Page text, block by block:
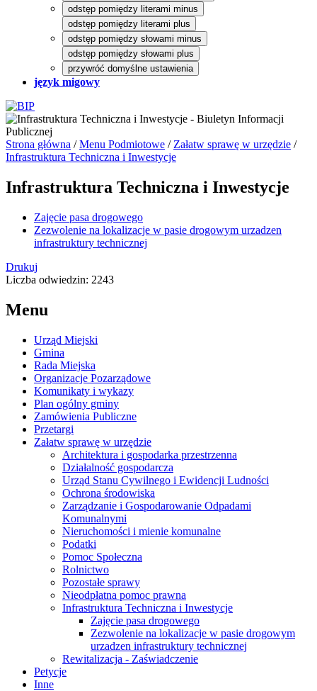
odstęp pomiędzy literami minus
odstęp pomiędzy literami plus
odstęp pomiędzy słowami minus
odstęp pomiędzy słowami plus
przywróć domyślne ustawienia
język migowy
Strona główna /Menu Podmiotowe / Załatw sprawę w urzędzie /
Infrastruktura Techniczna i Inwestycje
Infrastruktura Techniczna i Inwestycje
Zajęcie pasa drogowego
Zezwolenie na lokalizacje w pasie drogowym urzadzen
infrastruktury technicznej
Drukuj
Liczba odwiedzin: 2243
Menu
Urząd Miejski
Gmina
Rada Miejska
Organizacje Pozarządowe
Komunikaty i wykazy
Plan ogólny gminy
Zamówienia Publiczne
Przetargi
Załatw sprawę w urzędzie
Architektura i gospodarka przestrzenna
Działalność gospodarcza
Urząd Stanu Cywilnego i Ewidencji Ludności
Ochrona środowiska
Zarządzanie i Gospodarowanie Odpadami
Komunalnymi
Nieruchomości i mienie komunalne
Podatki
Pomoc Społeczna
Rolnictwo
Pozostałe sprawy
Nieodpłatna pomoc prawna
Infrastruktura Techniczna i Inwestycje
Zajęcie pasa drogowego
Zezwolenie na lokalizacje w pasie drogowym
urzadzen infrastruktury technicznej
Rewitalizacja - Zaświadczenie
Petycje
Inne